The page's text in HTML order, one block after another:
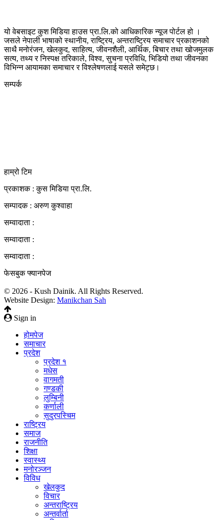
यो वेबसाइट कुश मिडिया हाउस प्रा.लि.को आधिकारिक न्यूज पोर्टल हो ।
जसले नेपाली भाषाको स्थानीय, राष्ट्रिय, अन्तराष्ट्रिय समाचार प्रकाशनको
साथै मनोरंजन, खेलकुद, साहित्य, जीवनशैली, आर्थिक, बिचार तथा खोजमुलक
सत्य, तथ्य र निस्पक्ष तरिकाले, विश्व, सुचना प्रविधि, भिडियो तथा जीवनका
विभिन्न आयामका समाचार र विश्लेषणलाई यसले समेट्छ।
सम्पर्क
हाम्रो टिम
प्रकाशक : कुस मिडिया प्रा‍.लि.
सम्पादक : अरुण कुश्वाहा
सम्वादाता :
सम्वादाता :
सम्वादाता :
फेसबुक फ्यानपेज
© 2026 - Kush Dainik. All Rights Reserved.
Website Design: Manikchan Sah
Sign in
होमपेज
समाचार
प्रदेश
प्रदेश १
मधेस
वागमती
गण्डकी
लुम्बिनी
कर्णाली
सुदुरपस्चिम
राष्ट्रिय
समाज
राजनीति
शिक्षा
स्वास्थ्य
मनोरञ्जन
विविध
खेलकुद
विचार
अन्तराष्ट्रिय
अन्तर्वार्ता